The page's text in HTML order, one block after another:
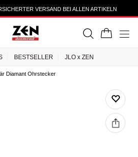
VERSAND BEI ALLEN ARTIKELN
BESTSELLER JLO x ZEN
Diamant Ohrstecker